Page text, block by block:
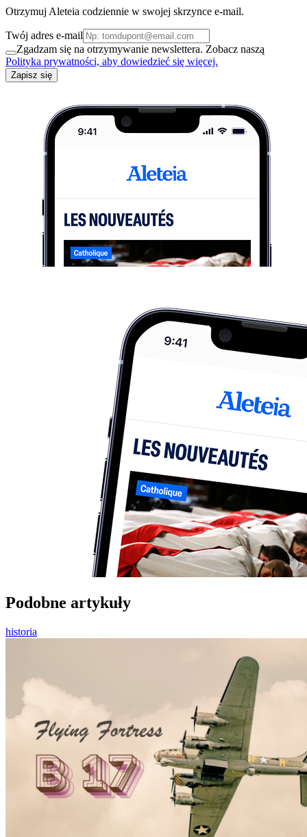
Otrzymuj Aleteia codziennie w swojej skrzynce e-mail.
Twój adres e-mail
Zgadzam się na otrzymywanie newslettera. Zobacz naszą
Polityka prywatności, aby dowiedzieć się więcej.
Zapisz się
Podobne artykuły
historia